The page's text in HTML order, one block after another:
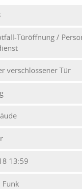
Türöffnung /
verschlossener Tür
13:59
Funk